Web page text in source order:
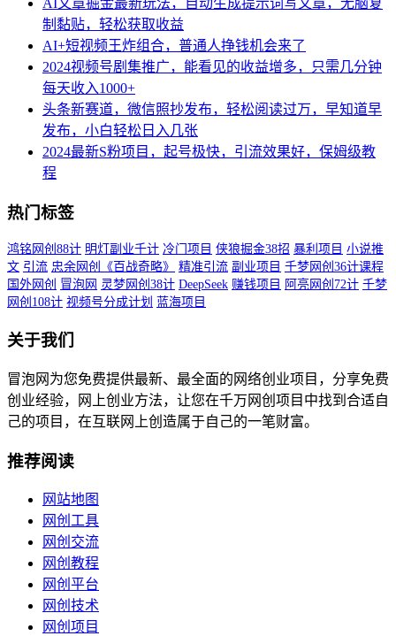
AI文章掘金最新玩法，自动生成提示词写文章，无脑复
制黏贴，轻松获取收益
AI+短视频王炸组合，普通人挣钱机会来了
2024视频号剧集推广，能看见的收益增多，只需几分钟
每天收入1000+
头条新赛道，微信照抄发布，轻松阅读过万，早知道早
发布，小白轻松日入几张
2024最新S粉项目，起号极快，引流效果好，保姆级教
程
热门标签
鸿铭网创88计 明灯副业千计 冷门项目 侠狼掘金38招 暴利项目 小说推
文 引流 忠余网创《百战奇略》 精准引流 副业项目 千梦网创36计课程
国外网创 冒泡网 灵梦网创38计 DeepSeek 赚钱项目 阿亮网创72计 千梦
网创108计 视频号分成计划 蓝海项目
关于我们
冒泡网为您免费提供最新、最全面的网络创业项目，分享免费
创业经验，网上创业方法，让您在千万网创项目中找到合适自
己的项目，在互联网上创造属于自己的一笔财富。
推荐阅读
网站地图
网创工具
网创交流
网创教程
网创平台
网创技术
网创项目